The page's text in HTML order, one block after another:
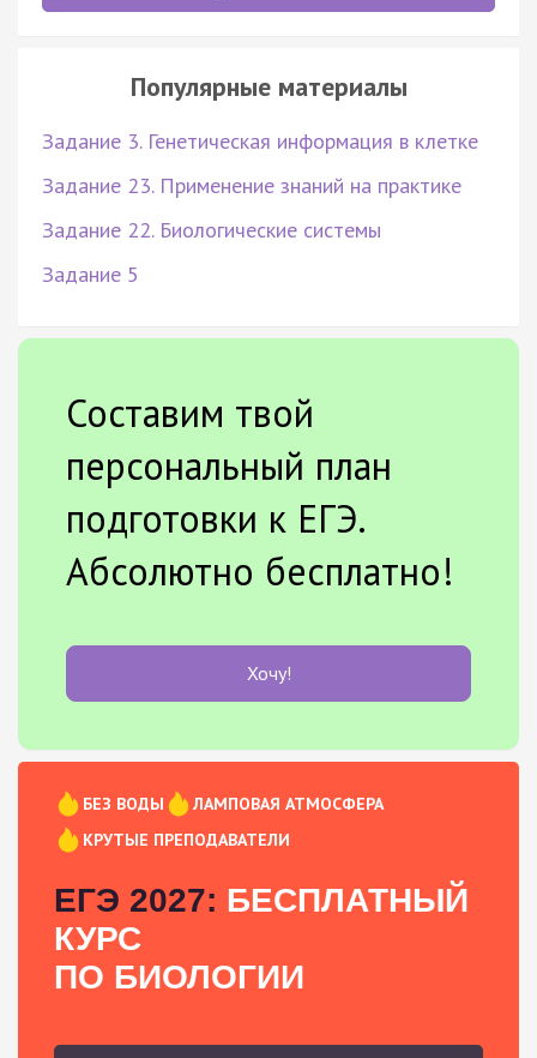
Популярные материалы
Задание 3. Генетическая информация в клетке
Задание 23. Применение знаний на практике
Задание 22. Биологические системы
Задание 5
Составим твой
персональный план
подготовки к ЕГЭ.
Абсолютно бесплатно!
Хочу!
БЕЗ ВОДЫ
ЛАМПОВАЯ АТМОСФЕРА
КРУТЫЕ ПРЕПОДАВАТЕЛИ
ЕГЭ 2027: БЕСПЛАТНЫЙ
КУРС
ПО БИОЛОГИИ